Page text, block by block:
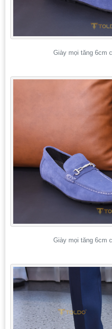
Giày mọi tăng 6cm
Giày mọi tăng 6cm